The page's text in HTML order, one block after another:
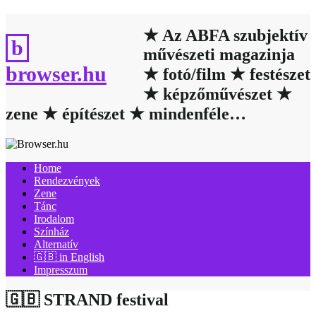
to
content
browser.hu
★ Az ABFA szubjektív
művészeti magazinja
★ fotó/film ★ festészet
★ képzőművészet ★
zene ★ építészet ★ mindenféle…
Home
Rendezvények
Zene
Tánc
Irodalom
Színház
Alternatív
🇬🇧 in English
Impresszum
🇬🇧 STRAND festival